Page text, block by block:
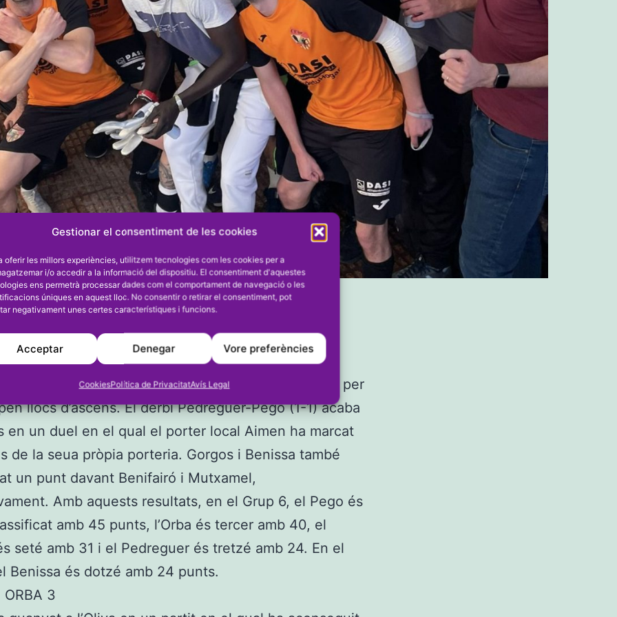
Gestionar el consentiment de les cookies
oferir les millors experiències, utilitzem tecnologies com les cookies per a
i/o accedir a la informació del dispositiu. El consentiment d'aquestes
ens permetrà processar dades com el comportament de navegació o les
úniques en aquest lloc. No consentir o retirar el consentiment, pot
negativament unes certes característiques i funcions.
Acceptar Denegar Vore preferències
CookiesPolítica de PrivacitatAvís Legal
l’únic equip de la comarca que ha aconseguit la
aquesta jornada de Primera Regional. Els orbers
a l’Oliva (2-3) i amb aquest triomf són tercers i per
llocs d’ascens. El derbi Pedreguer-Pego (1-1) acaba
en un duel en el qual el porter local Aimen ha marcat
de la seua pròpia porteria. Gorgos i Benissa també
un punt davant Benifairó i Mutxamel,
Amb aquests resultats, en el Grup 6, el Pego és
amb 45 punts, l’Orba és tercer amb 40, el
seté amb 31 i el Pedreguer és tretzé amb 24. En el
Benissa és dotzé amb 24 punts.
ORBA 3